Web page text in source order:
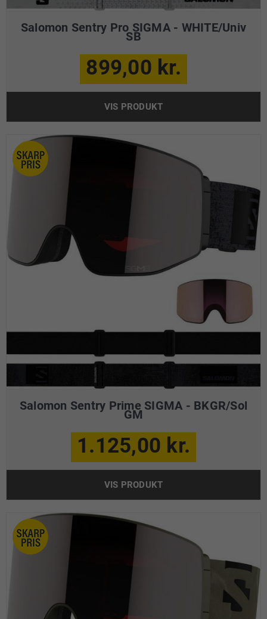
Salomon Sentry Pro SIGMA - WHITE/Univ
SB
899,00 kr.
VIS PRODUKT
Salomon Sentry Prime SIGMA - BKGR/Sol
GM
1.125,00 kr.
VIS PRODUKT